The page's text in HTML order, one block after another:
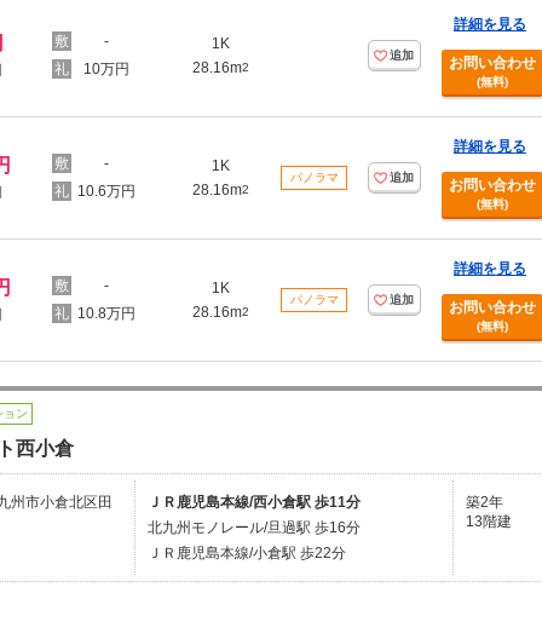
-
10万円
1K
28.16m2
追加
詳細を見る
お問い合わせ
(無料)
-
10.6万円
1K
28.16m2
パノラマ 追加
詳細を見る
お問い合わせ
(無料)
-
10.8万円
1K
28.16m2
パノラマ 追加
詳細を見る
お問い合わせ
(無料)
ョン
西小倉
州市小倉北区田
ＪＲ鹿児島本線/西小倉駅 歩11分
北九州モノレール/旦過駅 歩16分
ＪＲ鹿児島本線/小倉駅 歩22分
築2年
13階建